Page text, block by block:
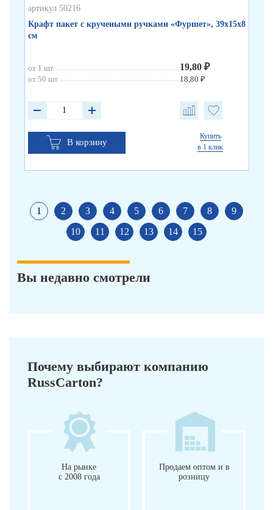
артикул 50216
Крафт пакет с кручеными ручками «Фуршет», 39х15х8
см
от 1 шт. 19,80 ₽
от 50 шт. 18,80 ₽
В корзину
Купить
в 1 клик
1 2 3 4 5 6 7 8
9
10
11 12 13 14 15
Вы недавно смотрели
Почему выбирают компанию
RussCarton?
На рынке
с 2008 года
Продаем оптом и в
розницу